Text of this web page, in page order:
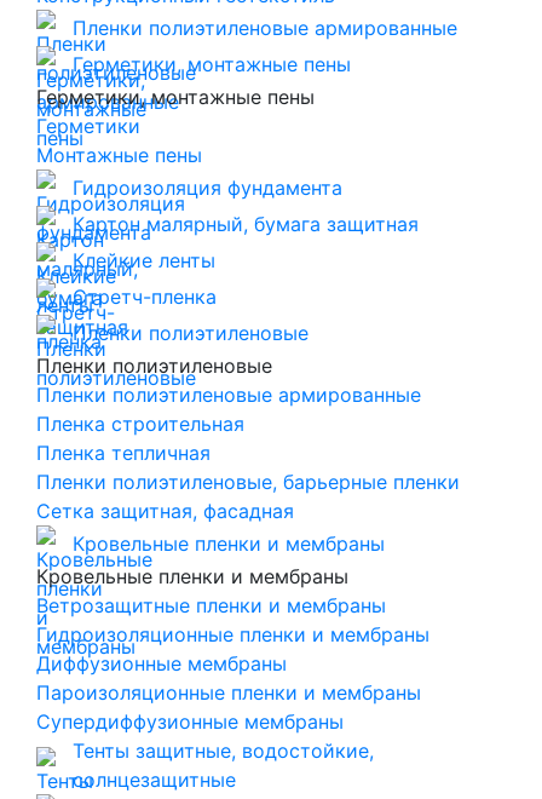
Пленки полиэтиленовые армированные
Герметики, монтажные пены
Герметики, монтажные пены
Герметики
Монтажные пены
Гидроизоляция фундамента
Картон малярный, бумага защитная
Клейкие ленты
Стретч-пленка
Пленки полиэтиленовые
Пленки полиэтиленовые
Пленки полиэтиленовые армированные
Пленка строительная
Пленка тепличная
Пленки полиэтиленовые, барьерные пленки
Сетка защитная, фасадная
Кровельные пленки и мембраны
Кровельные пленки и мембраны
Ветрозащитные пленки и мембраны
Гидроизоляционные пленки и мембраны
Диффузионные мембраны
Пароизоляционные пленки и мембраны
Супердиффузионные мембраны
Тенты защитные, водостойкие,
солнцезащитные